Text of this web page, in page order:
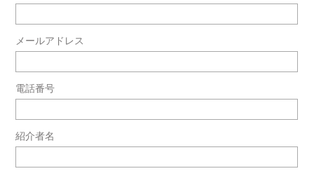
メールアドレス
電話番号
紹介者名